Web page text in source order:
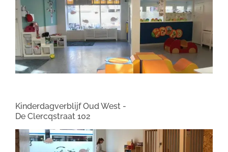
Kinderdagverblijf Oud West -
De Clercqstraat 102